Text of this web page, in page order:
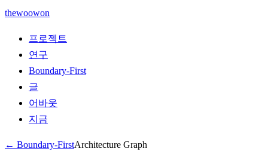
thewoowon
프로젝트
연구
Boundary-First
글
어바웃
지금
← Boundary-FirstArchitecture Graph